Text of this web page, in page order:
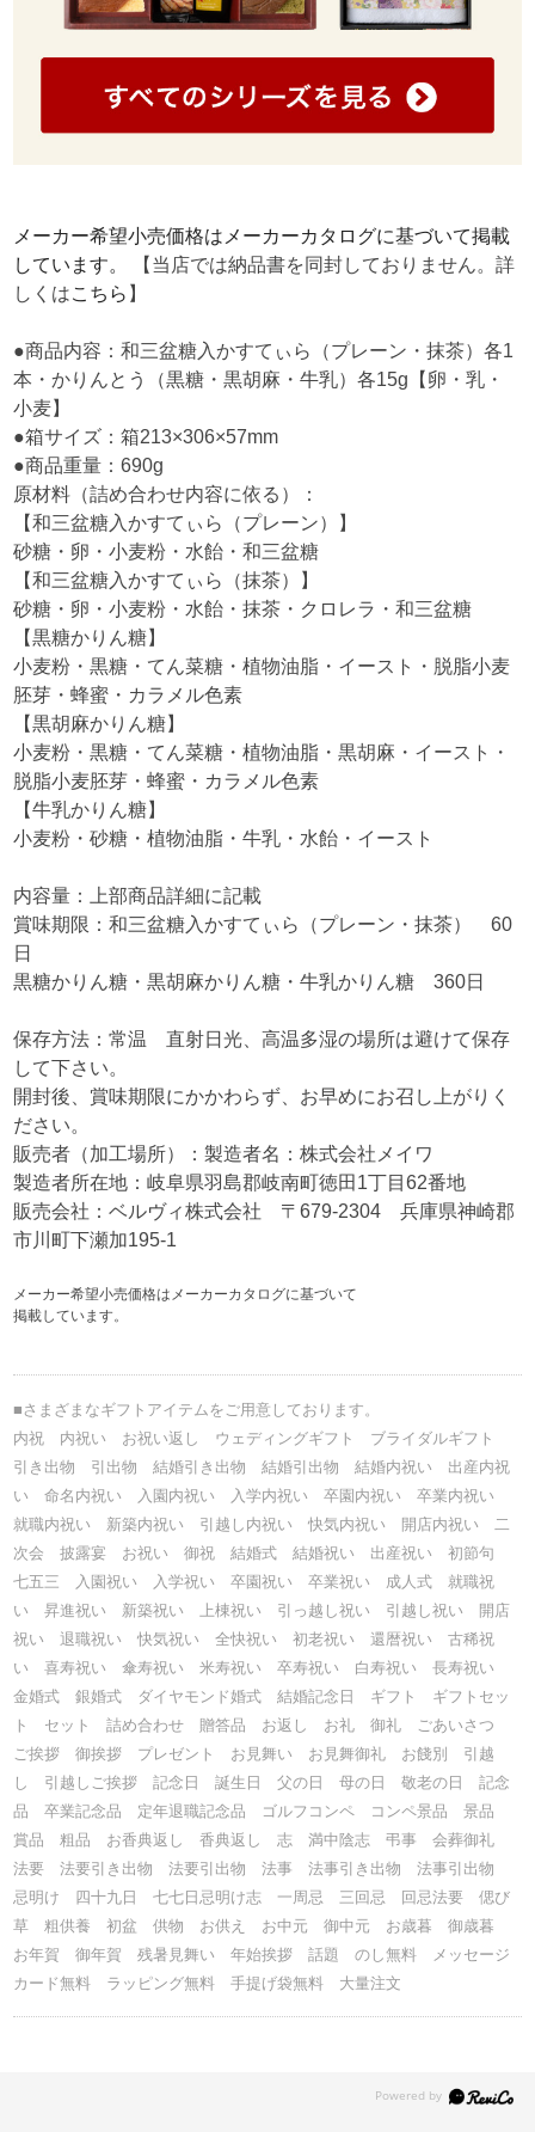
メーカー希望小売価格はメーカーカタログに基づいて掲載
しています。
【当店では納品書を同封しておりません。詳
しくはこちら 】
●商品内容：和三盆糖入かすてぃら（プレーン・抹茶）各1
本・かりんとう（黒糖・黒胡麻・牛乳）各15g【卵・乳・
小麦】
●箱サイズ：箱213×306×57mm
●商品重量：690g
原材料（詰め合わせ内容に依る）：
【和三盆糖入かすてぃら（プレーン）】
砂糖・卵・小麦粉・水飴・和三盆糖
【和三盆糖入かすてぃら（抹茶）】
砂糖・卵・小麦粉・水飴・抹茶・クロレラ・和三盆糖
【黒糖かりん糖】
小麦粉・黒糖・てん菜糖・植物油脂・イースト・脱脂小麦
胚芽・蜂蜜・カラメル色素
【黒胡麻かりん糖】
小麦粉・黒糖・てん菜糖・植物油脂・黒胡麻・イースト・
脱脂小麦胚芽・蜂蜜・カラメル色素
【牛乳かりん糖】
小麦粉・砂糖・植物油脂・牛乳・水飴・イースト
内容量：上部商品詳細に記載
賞味期限：和三盆糖入かすてぃら（プレーン・抹茶） 60
日
黒糖かりん糖・黒胡麻かりん糖・牛乳かりん糖 360日
保存方法：常温 直射日光、高温多湿の場所は避けて保存
して下さい。
開封後、賞味期限にかかわらず、お早めにお召し上がりく
ださい。
販売者（加工場所）：製造者名：株式会社メイワ
製造者所在地：岐阜県羽島郡岐南町徳田1丁目62番地
販売会社：ベルヴィ株式会社 〒679-2304 兵庫県神崎郡
市川町下瀬加195-1
メーカー希望小売価格はメーカーカタログに基づいて
掲載しています。
■さまざまなギフトアイテムをご用意しております。
内祝 内祝い お祝い返し ウェディングギフト ブライダルギフト
引き出物 引出物 結婚引き出物 結婚引出物 結婚内祝い 出産内祝
い 命名内祝い 入園内祝い 入学内祝い 卒園内祝い 卒業内祝い
就職内祝い 新築内祝い 引越し内祝い 快気内祝い 開店内祝い 二
次会 披露宴 お祝い 御祝 結婚式 結婚祝い 出産祝い 初節句
七五三 入園祝い 入学祝い 卒園祝い 卒業祝い 成人式 就職祝
い 昇進祝い 新築祝い 上棟祝い 引っ越し祝い 引越し祝い 開店
祝い 退職祝い 快気祝い 全快祝い 初老祝い 還暦祝い 古稀祝
い 喜寿祝い 傘寿祝い 米寿祝い 卒寿祝い 白寿祝い 長寿祝い
金婚式 銀婚式 ダイヤモンド婚式 結婚記念日 ギフト ギフトセッ
ト セット 詰め合わせ 贈答品 お返し お礼 御礼 ごあいさつ
ご挨拶 御挨拶 プレゼント お見舞い お見舞御礼 お餞別 引越
し 引越しご挨拶 記念日 誕生日 父の日 母の日 敬老の日 記念
品 卒業記念品 定年退職記念品 ゴルフコンペ コンペ景品 景品
賞品 粗品 お香典返し 香典返し 志 満中陰志 弔事 会葬御礼
法要 法要引き出物 法要引出物 法事 法事引き出物 法事引出物
忌明け 四十九日 七七日忌明け志 一周忌 三回忌 回忌法要 偲び
草 粗供養 初盆 供物 お供え お中元 御中元 お歳暮 御歳暮
お年賀 御年賀 残暑見舞い 年始挨拶 話題 のし無料 メッセージ
カード無料 ラッピング無料 手提げ袋無料 大量注文